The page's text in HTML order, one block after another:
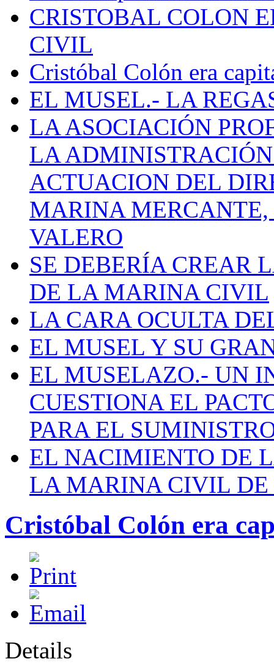
CRISTOBAL COLON
CIVIL
Cristóbal Colón era
EL MUSEL.- LA
LA ASOCIACIÓN
LA
ACTUACION DEL
MARINA
VALERO
SE DEBERÍA CREAR
DE LA MARINA CIVIL
LA CARA OCULTA
EL MUSEL Y SU
EL MUSELAZO.- UN
CUESTIONA EL
PARA EL
EL NACIMIENTO DE
LA MARINA CIVIL DE
Cristóbal Colón era
Details